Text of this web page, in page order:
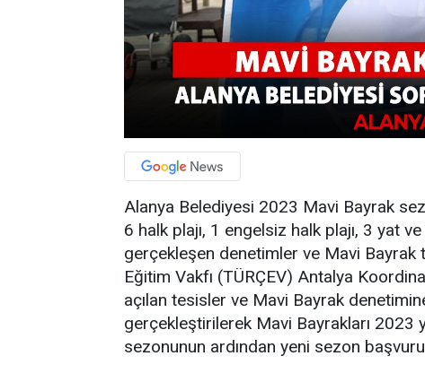
Alanya Belediyesi 2023 Mavi Bayrak
6 halk plajı, 1 engelsiz halk plajı, 3 yat
gerçekleşen denetimler ve Mavi
Eğitim Vakfı (TÜRÇEV) Antalya
açılan tesisler ve Mavi Bayrak
gerçekleştirilerek Mavi Bayrakları
sezonunun ardından yeni sezon